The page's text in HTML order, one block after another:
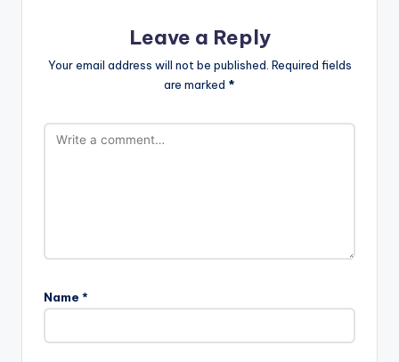
Leave a Reply
Your email address will not be published. Required fields
are marked *
Name *